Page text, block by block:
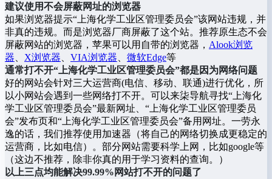
建议使用不会屏蔽网址的浏览器
如果浏览器提示“上海化学工业区管理委员会”该网站违规，并
非真的违规。而是浏览器厂商屏蔽了这个站。推荐原生态不会
屏蔽网站的浏览器，苹果可以用自带的浏览器， Alook浏览
器
X浏览器 VIA浏览器 微软Edge等
通常打不开“上海化学工业区管理委员会”都是因为网络问题
好的网站会针对三大运营商(电信、移动、联通)进行优化，所
以小网站会遇到一些网络打不开。可以来柒导航寻找“上海化
学工业区管理委员会”最新网址、“上海化学工业区管理委员
会”发布页和“上海化学工业区管理委员会”备用网址。一劳永
逸的话，我们推荐使用加速器（将自己的网络切换成更稳定的
运营商，比如电信）。部分网站需要科学上网，比如google等
（这边不推荐，除非你真的用于学习资料的查询。）
以上三点均能解决99.99%网站打不开的问题了